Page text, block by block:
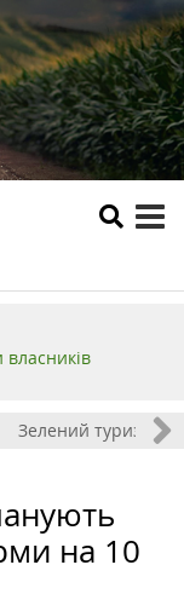
Зелений туризм
на 10